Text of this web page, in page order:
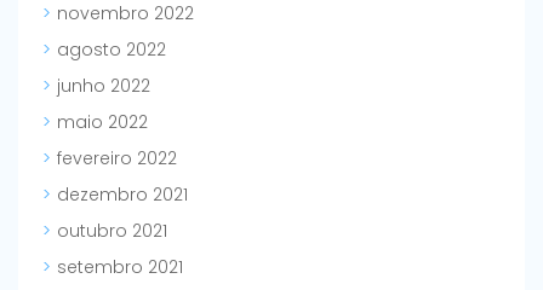
novembro 2022
agosto 2022
junho 2022
maio 2022
fevereiro 2022
dezembro 2021
outubro 2021
setembro 2021